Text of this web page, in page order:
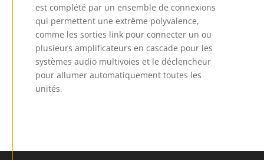
est complété par un ensemble de connexions
qui permettent une extrême polyvalence,
comme les sorties link pour connecter un ou
plusieurs amplificateurs en cascade pour les
systèmes audio multivoies et le déclencheur
pour allumer automatiquement toutes les
unités.